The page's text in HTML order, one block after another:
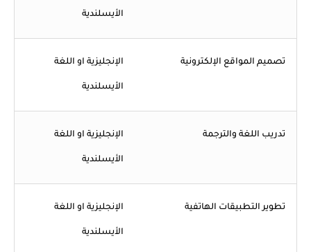
الأيسلندية
تصميم المواقع الإلكترونية الإنجليزية او اللغة
الأيسلندية
تدريب اللغة والترجمة الإنجليزية او اللغة
الأيسلندية
تطوير التطبيقات الهاتفية الإنجليزية او اللغة
الأيسلندية